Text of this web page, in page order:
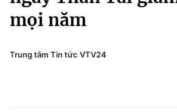
Xã hội
Pháp luật
Văn hóa - Giải trí
mọi năm
Trung tâm Tin tức VTV24